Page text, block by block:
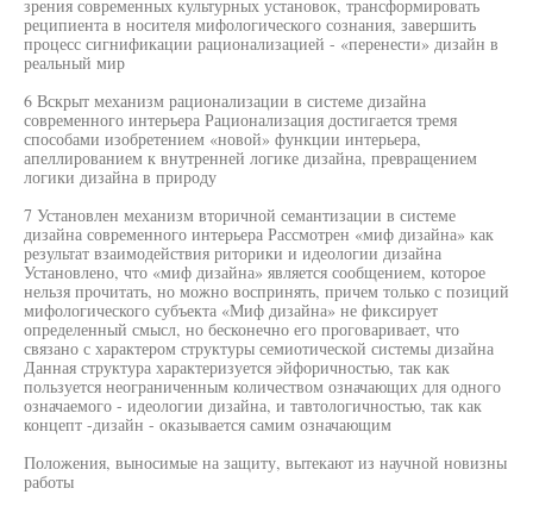
зрения современных культурных установок, трансформировать
реципиента в носителя мифологического сознания, завершить
процесс сигнификации рационализацией - «перенести» дизайн в
реальный мир
6 Вскрыт механизм рационализации в системе дизайна
современного интерьера Рационализация достигается тремя
способами изобретением «новой» функции интерьера,
апеллированием к внутренней логике дизайна, превращением
логики дизайна в природу
7 Установлен механизм вторичной семантизации в системе
дизайна современного интерьера Рассмотрен «миф дизайна» как
результат взаимодействия риторики и идеологии дизайна
Установлено, что «миф дизайна» является сообщением, которое
нельзя прочитать, но можно воспринять, причем только с позиций
мифологического субъекта «Миф дизайна» не фиксирует
определенный смысл, но бесконечно его проговаривает, что
связано с характером структуры семиотической системы дизайна
Данная структура характеризуется эйфоричностью, так как
пользуется неограниченным количеством означающих для одного
означаемого - идеологии дизайна, и тавтологичностью, так как
концепт -дизайн - оказывается самим означающим
Положения, выносимые на защиту, вытекают из научной новизны
работы